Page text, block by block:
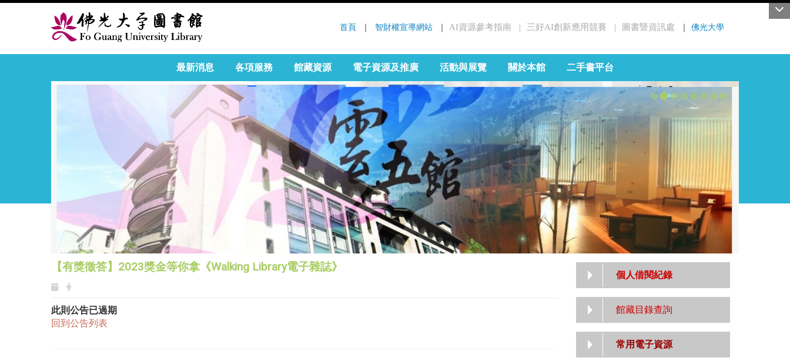
首頁 ｜ 智財權宣導網站 ｜ AI資源參考指南 三好AI創新應用競賽 圖書暨資訊處 ｜ 佛光大學
:::
最新消息 各項服務 館藏資源 電子資源及推廣 活動與展覽 關於本館 二手書平台
【有獎徵答】2023獎金等你拿《Walking Library電子雜誌》
此則公告已過期
回到公告列表
個人借閱紀錄
館藏目錄查詢
常用電子資源